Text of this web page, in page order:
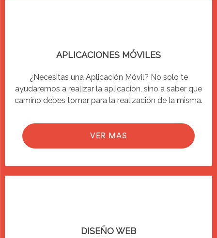
APLICACIONES MÓVILES
¿Necesitas una Aplicación Móvil? No solo te
ayudaremos a realizar la aplicación, sino a saber que
camino debes tomar para la realización de la misma.
VER MAS
DISEÑO WEB